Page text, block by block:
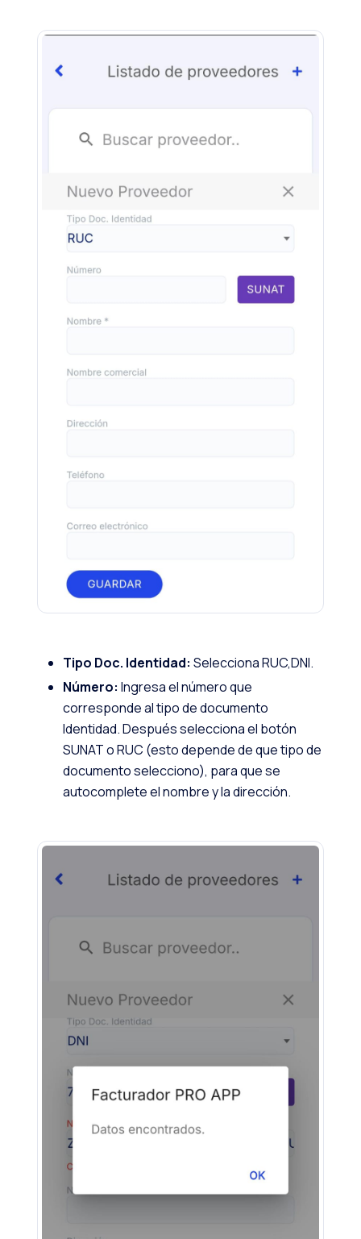
Tipo Doc. Identidad: Selecciona RUC,DNI.
Número: Ingresa el número que
corresponde al tipo de documento
Identidad. Después selecciona el botón
SUNAT o RUC (esto depende de que tipo de
documento selecciono), para que se
autocomplete el nombre y la dirección.